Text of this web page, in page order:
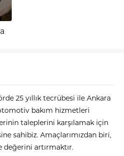
25 yıllık tecrübesi ile Ankara
bakım hizmetleri
taleplerini karşılamak için
sahibiz. Amaçlarımızdan biri,
değerini artırmaktır.